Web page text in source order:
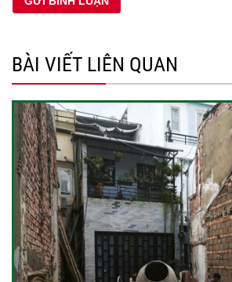
BÀI VIẾT LIÊN QUAN